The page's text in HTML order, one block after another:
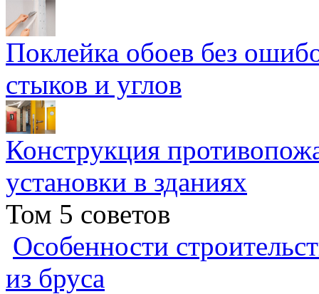
Поклейка обоев без
стыков и углов
Конструкция
установки в зданиях
Том 5 советов
Особенности
из бруса